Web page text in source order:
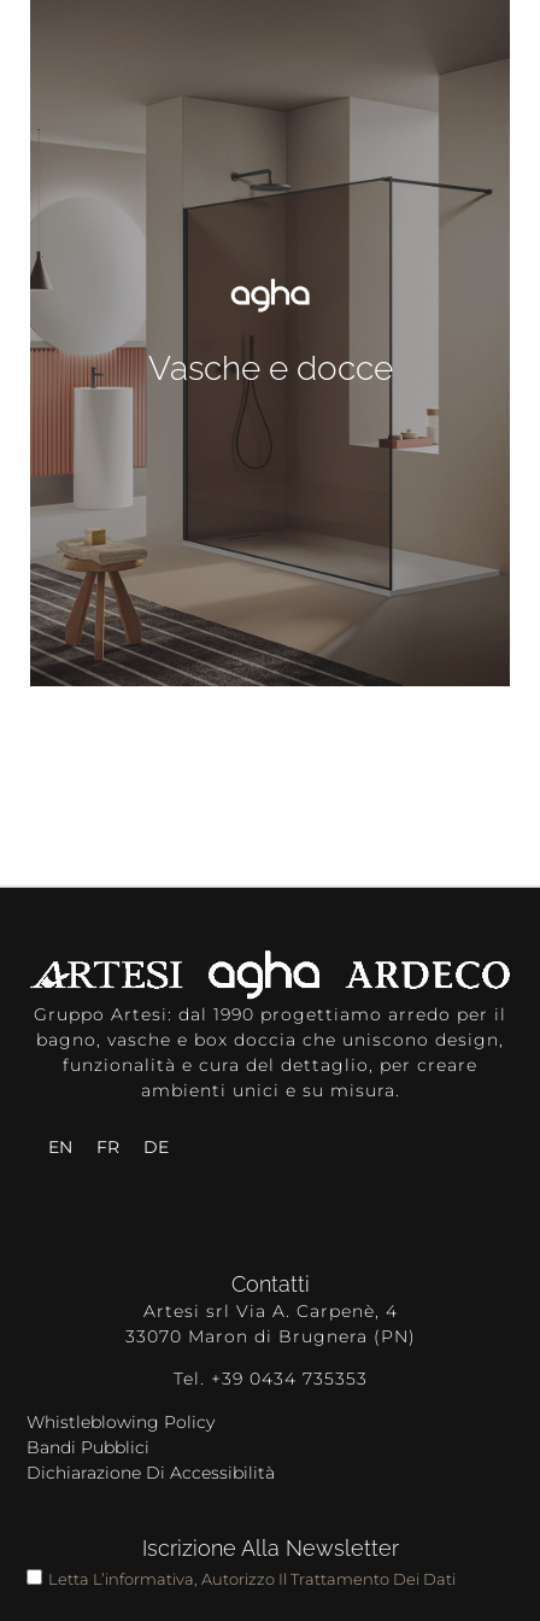
Vasche e docce
Gruppo Artesi: dal 1990 progettiamo arredo per il
bagno, vasche e box doccia che uniscono design,
funzionalità e cura del dettaglio, per creare
ambienti unici e su misura.
EN FR DE
Contatti
Artesi srl Via A. Carpenè, 4
33070 Maron di Brugnera (PN)
Tel. +39 0434 735353
Whistleblowing Policy
Bandi Pubblici
Dichiarazione Di Accessibilità
Iscrizione Alla Newsletter
Letta L’informativa, Autorizzo Il Trattamento Dei Dati